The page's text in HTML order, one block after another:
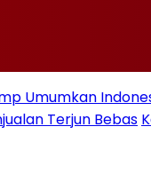
Umumkan
Terjun Bebas